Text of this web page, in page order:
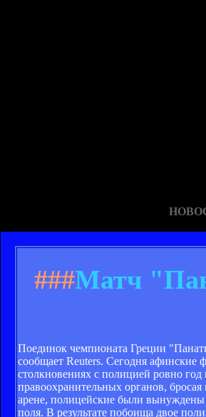
###Матч
Поединок чемпионата Греции
сообщает Reuters. Сегодня афинские
столкновениях с полицией ровно
правоохранительных органов,
арене, полицейские были вынуждены
поля. В результате побоища двое